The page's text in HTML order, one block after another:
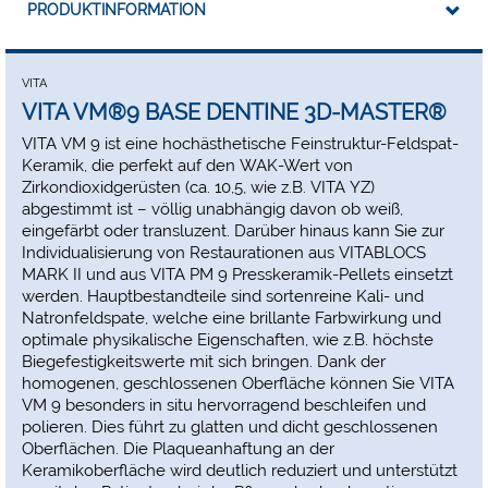
Metallkeramik, Vollkeramik oder Komposit: die
INTERNO Malfarben zur Verfügung.
Natürliche Farbwirkung, Lichtdynamik und optimale
physikalische Eigenschaften durch die Feinstruktur
Minimales Schrumpfungsverhalten zur Reduktion von
Wiederholungsbränden
Gute Modellierfähigkeit für schnelles, zielsicheres
Auftragen der Keramik
PRODUKTINFORMATION
VITA
VITA VM®9 BASE DENTINE 3D-MASTER®
VITA VM 9 ist eine hochästhetische Feinstruktur-Feldspat-
Keramik, die perfekt auf den WAK-Wert von
Zirkondioxidgerüsten (ca. 10,5, wie z.B. VITA YZ)
abgestimmt ist – völlig unabhängig davon ob weiß,
eingefärbt oder transluzent. Darüber hinaus kann Sie zur
Individualisierung von Restaurationen aus VITABLOCS
MARK II und aus VITA PM 9 Presskeramik-Pellets einsetzt
werden. Hauptbestandteile sind sortenreine Kali- und
Natronfeldspate, welche eine brillante Farbwirkung und
optimale physikalische Eigenschaften, wie z.B. höchste
Biegefestigkeitswerte mit sich bringen. Dank der
homogenen, geschlossenen Oberfläche können Sie VITA
VM 9 besonders in situ hervorragend beschleifen und
polieren. Dies führt zu glatten und dicht geschlossenen
Oberflächen. Die Plaqueanhaftung an der
Keramikoberfläche wird deutlich reduziert und unterstützt